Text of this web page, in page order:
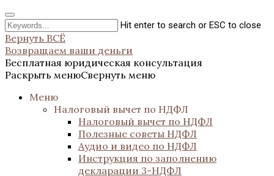
Hit enter to search or ESC to close
Вернуть ВСЁ
Возвращаем ваши деньги
Бесплатная юридическая консультация
Раскрыть менюСвернуть меню
Меню
Налоговый вычет по НДФЛ
Налоговый вычет по НДФЛ
Полезные советы НДФЛ
Аудио и видео по НДФЛ
Инструкция по заполнению
декларации 3-НДФЛ